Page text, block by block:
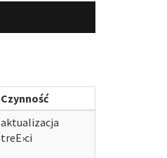
Czynność
aktualizacja
treЕ›ci